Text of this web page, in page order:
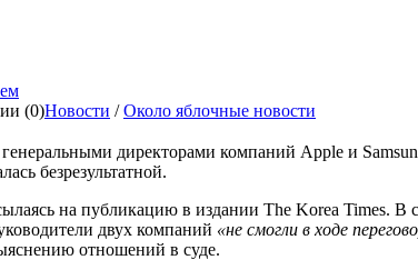
(0)Новости /Около яблочные новости
директорами компаний Apple и
безрезультатной.
на публикацию в издании The Korea Times. В
двух компаний «не смогли в ходе
отношений в суде.